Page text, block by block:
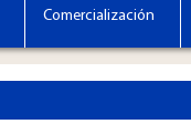
Comercialización